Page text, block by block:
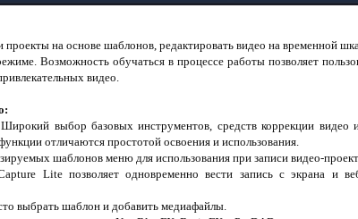
проекты на основе шаблонов, редактировать видео на временной
Возможность обучаться в процессе работы позволяет
видео.
выбор базовых инструментов, средств коррекции
отличаются простотой освоения и использования.
шаблонов меню для использования при записи видео-
Lite позволяет одновременно вести запись с экрана и
выбрать шаблон и добавить медиафайлы.